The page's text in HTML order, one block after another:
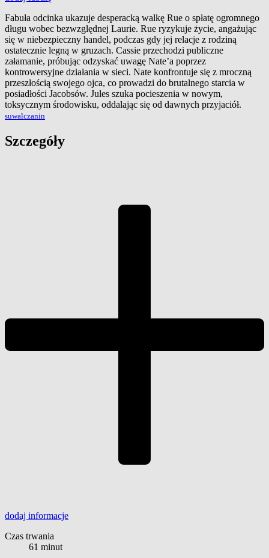
Fabuła odcinka ukazuje desperacką walkę Rue o spłatę ogromnego
długu wobec bezwzględnej Laurie. Rue ryzykuje życie, angażując
się w niebezpieczny handel, podczas gdy jej relacje z rodziną
ostatecznie legną w gruzach. Cassie przechodzi publiczne
załamanie, próbując odzyskać uwagę Nate’a poprzez
kontrowersyjne działania w sieci. Nate konfrontuje się z mroczną
przeszłością swojego ojca, co prowadzi do brutalnego starcia w
posiadłości Jacobsów. Jules szuka pocieszenia w nowym,
toksycznym środowisku, oddalając się od dawnych przyjaciół.
suwalczanin
Szczegóły
dodaj informacje
Czas trwania
61 minut